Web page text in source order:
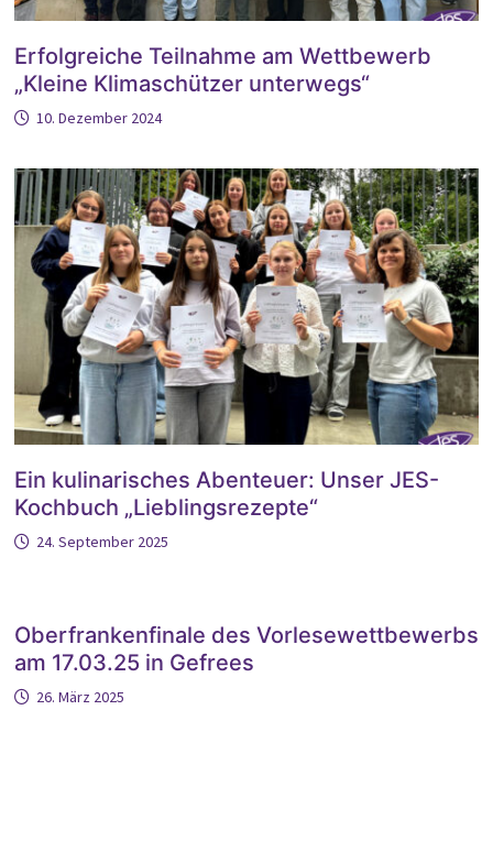
Erfolgreiche Teilnahme am Wettbewerb
„Kleine Klimaschützer unterwegs“
10. Dezember 2024
Ein kulinarisches Abenteuer: Unser JES-
Kochbuch „Lieblingsrezepte“
24. September 2025
Oberfrankenfinale des Vorlesewettbewerbs
am 17.03.25 in Gefrees
26. März 2025